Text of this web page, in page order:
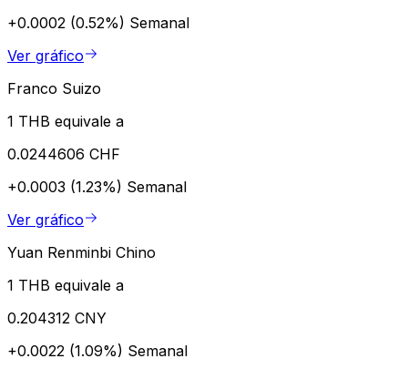
+0.0002 (0.52%) Semanal
Ver gráfico
Franco Suizo
1 THB equivale a
0.0244606 CHF
+0.0003 (1.23%) Semanal
Ver gráfico
Yuan Renminbi Chino
1 THB equivale a
0.204312 CNY
+0.0022 (1.09%) Semanal